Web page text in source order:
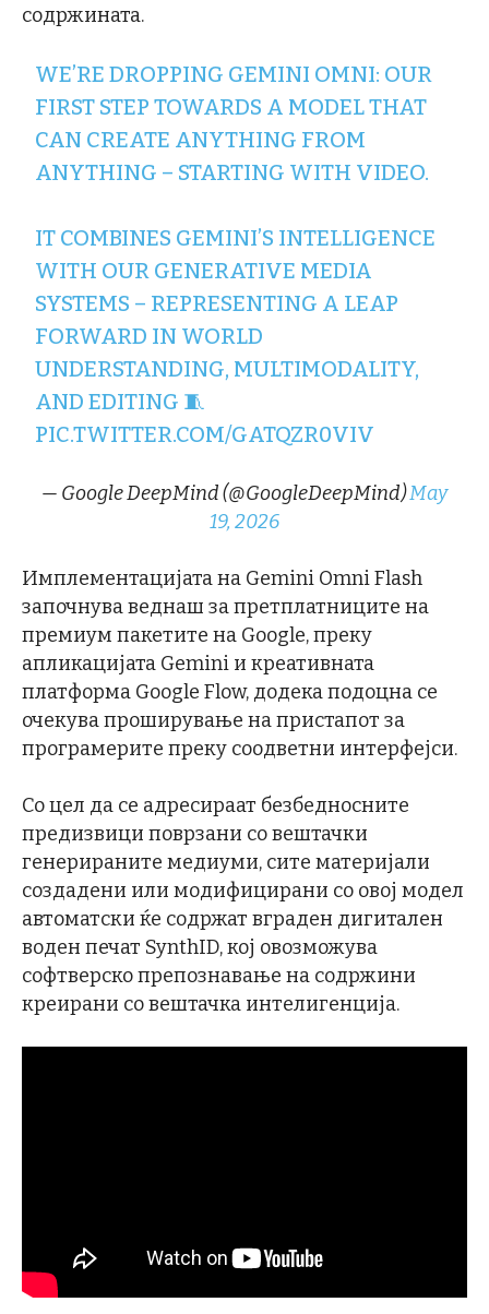
содржината.
WE’RE DROPPING GEMINI OMNI: OUR
FIRST STEP TOWARDS A MODEL THAT
CAN CREATE ANYTHING FROM
ANYTHING – STARTING WITH VIDEO.
IT COMBINES GEMINI’S INTELLIGENCE
WITH OUR GENERATIVE MEDIA
SYSTEMS – REPRESENTING A LEAP
FORWARD IN WORLD
UNDERSTANDING, MULTIMODALITY,
AND EDITING 🧵
PIC.TWITTER.COM/GATQZR0VIV
— Google DeepMind (@GoogleDeepMind)May
19, 2026
Имплементацијата на Gemini Omni Flash
започнува веднаш за претплатниците на
премиум пакетите на Google, преку
апликацијата Gemini и креативната
платформа Google Flow, додека подоцна се
очекува проширување на пристапот за
програмерите преку соодветни интерфејси.
Со цел да се адресираат безбедносните
предизвици поврзани со вештачки
генерираните медиуми, сите материјали
создадени или модифицирани со овој модел
автоматски ќе содржат вграден дигитален
воден печат SynthID, кој овозможува
софтверско препознавање на содржини
креирани со вештачка интелигенција.